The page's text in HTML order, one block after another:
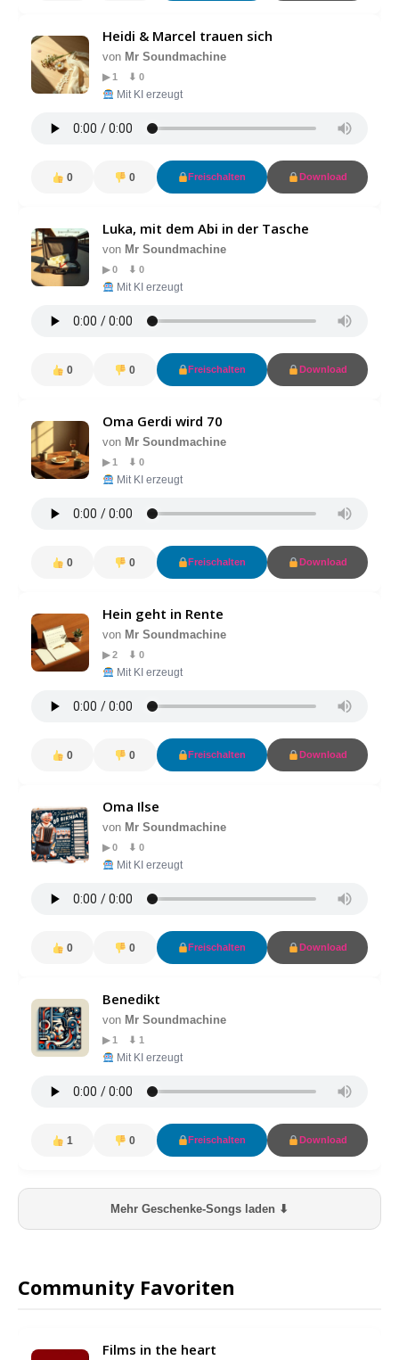
Heidi & Marcel trauen sich
von Mr Soundmachine
▶ 1 ⬇ 0
Mit KI erzeugt
0 0 Freischalten Download
Luka, mit dem Abi in der Tasche
von Mr Soundmachine
▶ 0 ⬇ 0
Mit KI erzeugt
0 0 Freischalten Download
Oma Gerdi wird 70
von Mr Soundmachine
▶ 1 ⬇ 0
Mit KI erzeugt
0 0 Freischalten Download
Hein geht in Rente
von Mr Soundmachine
▶ 2 ⬇ 0
Mit KI erzeugt
0 0 Freischalten Download
Oma Ilse
von Mr Soundmachine
▶ 0 ⬇ 0
Mit KI erzeugt
0 0 Freischalten Download
Benedikt
von Mr Soundmachine
▶ 1 ⬇ 1
Mit KI erzeugt
1 0 Freischalten Download
Mehr Geschenke-Songs laden ⬇
Community Favoriten
Films in the heart